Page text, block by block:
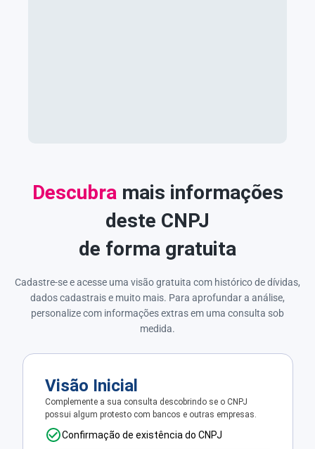
Descubra mais informações
deste CNPJ
de forma gratuita
Cadastre-se e acesse uma visão gratuita com histórico de dívidas,
dados cadastrais e muito mais. Para aprofundar a análise,
personalize com informações extras em uma consulta sob
medida.
Visão Inicial
Complemente a sua consulta descobrindo se o CNPJ
possui algum protesto com bancos e outras empresas.
Confirmação de existência do CNPJ